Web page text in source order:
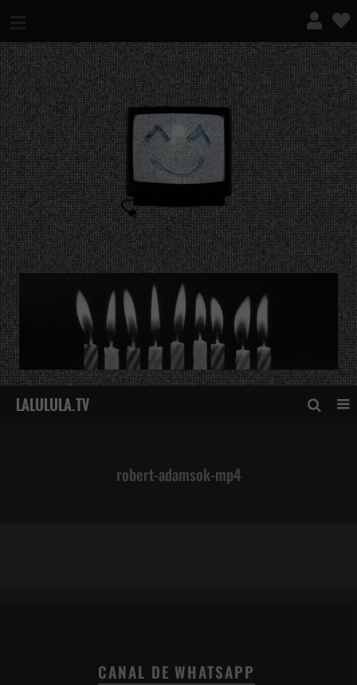
¿QUÉ ES ESTO?
robert-adamsok-mp4
CANAL DE WHATSAPP